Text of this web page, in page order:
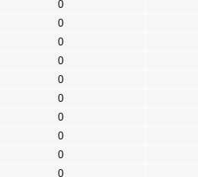
0
0
0
0
0
0
0
0
0
0